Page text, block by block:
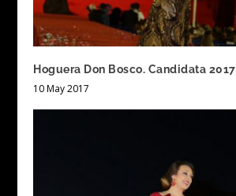
Hoguera Don Bosco. Candidata 2017
10 May 2017